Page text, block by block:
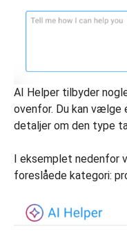
AI Helper tilbyder
ovenfor. Du kan
detaljer om den type
I eksemplet
foreslåede kategori: